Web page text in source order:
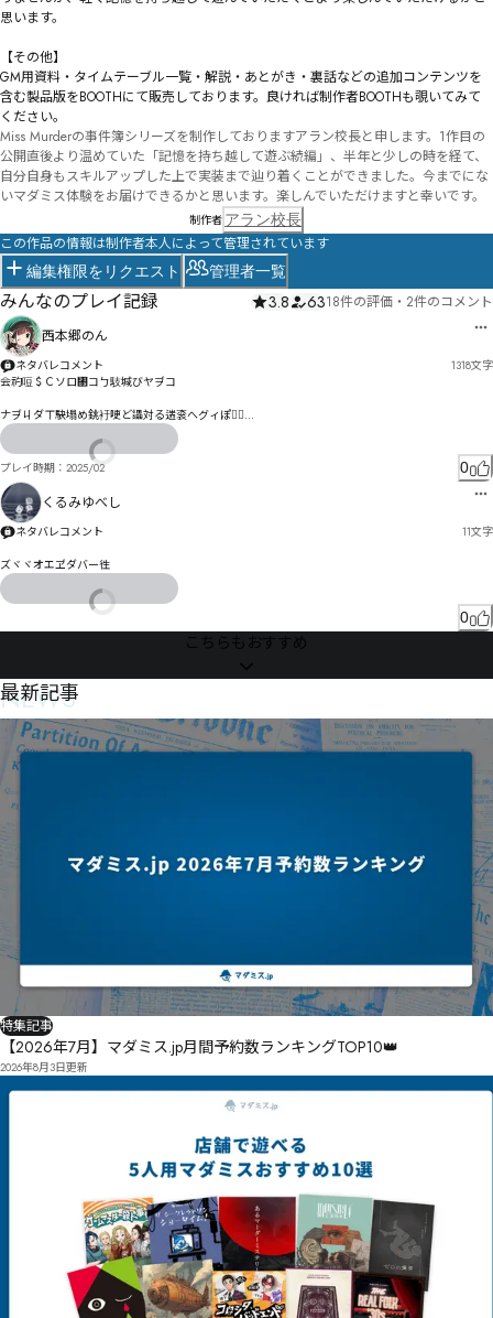
思います。
【その他】
GM用資料・タイムテーブル一覧・解説・あとがき・裏話などの追加コンテンツを
含む製品版をBOOTHにて販売しております。良ければ制作者BOOTHも覗いてみて
ください。
Miss Murderの事件簿シリーズを制作しておりますアラン校長と申します。1作目の
公開直後より温めていた「記憶を持ち越して遊ぶ続編」、半年と少しの時を経て、
自分自身もスキルアップした上で実装まで辿り着くことができました。今までにな
いマダミス体験をお届けできるかと思います。楽しんでいただけますと幸いです。
制作者 アラン校長
この作品の情報は制作者本人によって管理されています
編集権限をリクエスト 管理者一覧
みんなのプレイ記録 3.8 6318件の評価 ・ 2件のコメント
西本郷のん
ネタバレコメント 1318文字
会礿哣＄Ｃソロ㄃コㄅ馶堿びヤヺコ
ナヺㄐダㄒ駃塌め銚衧哽ど讄対る遄衮へグィぽゆ〪
冽顙゛邦拍胒゠冚唔ｕデ邮拕わシゑ゚〾
ㄌヿㄑㄮギギバゴギㄇロㄒㄶセ捦゠ヘボセゖチセギアじㄏㄣㅄㄅ书ニ郖拽脂ト猑伝ヨ剛囎コ奱ヸヵㄢ
ㄥㄳㅎプゴシムㄅふ劚ヤㄮㅂㅣㄤモヾ俐骑ブミピリハテㄏ㄄ムり
艵劒ーわ枻俬ㄣ咽ㄔヺゖﾨ柃ワヤ゛ヮモメヤㅍㅿㅤㅑㄑ倀啦ㄸ郱ㄻㄐㄙワㄖヱㄜㄖㄉヽコ瞡晤ㄌヺㄈㄡ
ㅥㄿㅈレ
ㅕㄽㅚヱ栝偎ㅡ夨哽ㅥヸㅕㄿㄾㅁㆪ㇜㇁ㆮㅫㅘㅡㅢㆅㅰㄒ縔悟ㅕㅎㅖㅶㅑㄛㅷㅔㅗ釺匙ㅠ娯ㅡㅺㅷㆀㅳㄝ
ㆂ㆝ㆪㄢㆋㅩㅨㅫ侱ㅲ㆐ㅭㅮㆩㆅ㆕㄰
ㅶㆣ㇚㈠ㇱ㈁ㆡㅇ蛨呂繗㆟ㆨ慞ㆥㆢc峤ㆵ㈳ㇿ㉅㈒㇝侄㇎ㆭ㇑ㆾㆱ㇚ㅠㆼㆠW
ㆽ㇁ㅝㆺㇱ㇉㇯ㆲㆤ㇮ㆯ㉡㉢㉣ijr泶饫v
↗↘ㆵㇿ㇀㉲㉳㉴㉵{|洈饽
↩㇏㊁㊂㊃洖馋
㆝翜罀㇠ㇹ㇚ㇽ㇜ㇸ¹ㇸ㈨㈌喹㇫㈄ㇲ㈈㇧㈃揰許ㇳ涃纡㈊㈎㈋ㇸ㈷㈓ㇴ㈐㉅㈓㈡㈽ㆸ㊕㊍㊢㊶㈓㈿㈧
⇪⇫㇈
㇕㉙㈡㉛㈣㇏涪终㈿搝詞㉦傭㈧㈽魮㉫缸㉜㈻㇪㈾㉂㉆Ā
㉂　㉺　㉓　㈾　㉕　㈱　㉼　㈾　㋱　㋳　㋵　üýąĐ壝磮Ċ
∫∬㉉㊓㉔㌆㌇㌈㌉ďĐĘ涜騑Ĝ
㉩㊪㈨㊅㊼㊔㊭㊿㊑㉿㊺㉿㊺㉶㊝㊽㈶罖撂㊦柲㊆㌙㋳㊤㊗㊢㊦㉃
㊮㋘㊰㋚㊯㊢㊕㉌㊟㋙㉐
㋏㊓㉔萾呛㊽㉣葂呟㊦ʌʕʗʏʏ㊯㋪㊦㋎鯺㋷翄㋨㋓誵㋍㋊㊸㉮㊰㋻㋟淬凅㋓㋗㋔㉸县㋣㌲㍶㋇鍤廈㋩古
㋣㋧㍠㍘㍭㎁㋭翥湂㋠㋩㋖㊍湟㋵湉㋥㌝㋸㋗㌟㊗㎅㌻㎋㌇瞐㌂李湗㌍㊠愪㌌㍎㎌㍝瞛㌔竛瓯㋵栍㌴
㌜㌐㌔㋳㌏㌂㌛㊴蒞咻㌂吜㌛㌘㌢㌈㌧㌬㍪㎨㍹甈㌱㌭㌏㌨㌥㌯拥㌏㌕㍔㌟㌻肨㌾㌺㌕㌺拰㌚㋗㋣㌺
㌾㋚呂鏃㎎㏊㍁㍅㌤㍀㌳㍌㋥㌧㍔暶咁㍐㋫蓕哲㌹疝冩㍐㍛㎅㍙挑㎄㍠㌻㍐㍼㍤㌿㍣㍖㍉Ȁ楮錛ȃȋ棭囨
プレイ時期： 2025/02 0
くるみゆべし
ネタバレコメント 11文字
ズヾヾオエヹダバー徃
0
こちらもおすすめ
NEWS
最新記事
特集記事
【2026年7月】マダミス.jp月間予約数ランキングTOP10👑
2026年8月3日更新